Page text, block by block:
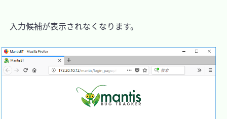
入力候補が表示されなくなります。